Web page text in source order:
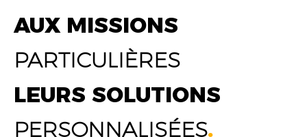
AUX MISSIONS
PARTICULIÈRES
LEURS SOLUTIONS
PERSONNALISÉES.